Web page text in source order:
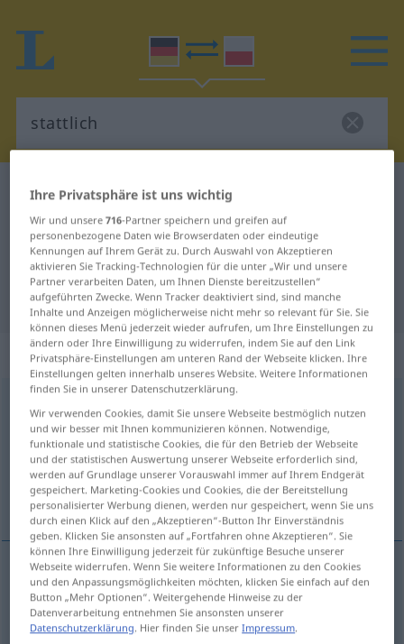
Deutsch-Polnisch Wörterbuch
Deutsch-Polnisch Übersetzung für
"stattlich"
"stattlich" Polnisch Übersetzung
„stattlich“
Übersicht aller Übersetzungen
(Für mehr Details die Übersetzung anklicken/antippen)
okazały, postawny, znaczny, poważny
okazały stattlichBau usw
postawny stattlichPerson
Ihre Privatsphäre ist uns wichtig
Wir und unsere716-Partner speichern und greifen auf
personenbezogene Daten wie Browserdaten oder eindeutige
Kennungen auf Ihrem Gerät zu. Durch Auswahl von Akzeptieren
aktivieren Sie Tracking-Technologien für die unter „Wir und unsere
Partner verarbeiten Daten, um Ihnen Dienste bereitzustellen“
aufgeführten Zwecke. Wenn Tracker deaktiviert sind, sind manche
Inhalte und Anzeigen möglicherweise nicht mehr so relevant für Sie. Sie
können dieses Menü jederzeit wieder aufrufen, um Ihre Einstellungen zu
ändern oder Ihre Einwilligung zu widerrufen, indem Sie auf den Link
Privatsphäre-Einstellungen am unteren Rand der Webseite klicken. Ihre
Einstellungen gelten innerhalb unseres Website. Weitere Informationen
finden Sie in unserer Datenschutzerklärung.
Wir verwenden Cookies, damit Sie unsere Webseite bestmöglich nutzen
und wir besser mit Ihnen kommunizieren können. Notwendige,
funktionale und statistische Cookies, die für den Betrieb der Webseite
und der statistischen Auswertung unserer Webseite erforderlich sind,
werden auf Grundlage unserer Vorauswahl immer auf Ihrem Endgerät
gespeichert. Marketing-Cookies und Cookies, die der Bereitstellung
personalisierter Werbung dienen, werden nur gespeichert, wenn Sie uns
durch einen Klick auf den „Akzeptieren“-Button Ihr Einverständnis
geben. Klicken Sie ansonsten auf „Fortfahren ohne Akzeptieren“. Sie
können Ihre Einwilligung jederzeit für zukünftige Besuche unserer
Webseite widerrufen. Wenn Sie weitere Informationen zu den Cookies
und den Anpassungsmöglichkeiten möchten, klicken Sie einfach auf den
Button „Mehr Optionen“. Weitergehende Hinweise zu der
Datenverarbeitung entnehmen Sie ansonsten unserer
Datenschutzerklärung. Hier finden Sie unserImpressum.